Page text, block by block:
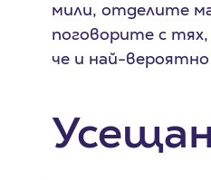
мили, отделите
поговорите с
че и най-